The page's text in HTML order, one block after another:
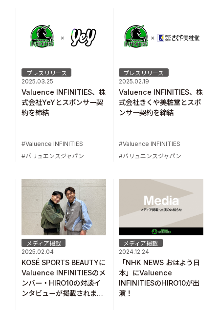
プレスリリース
2025.03.25
Valuence INFINITIES、株
式会社YeYとスポンサー契
約を締結
Valuence INFINITIES
バリュエンスジャパン
プレスリリース
2025.02.19
Valuence INFINITIES、株
式会社きくや美粧堂とスポ
ンサー契約を締結
Valuence INFINITIES
バリュエンスジャパン
メディア掲載
2025.02.04
KOSÉ SPORTS BEAUTYに
Valuence INFINITIESのメ
ンバー・HIRO10の対談イ
ンタビューが掲載されまし
メディア掲載
2024.12.24
「NHK NEWS おはよう日
本」にValuence
INFINITIESのHIRO10が出
演！